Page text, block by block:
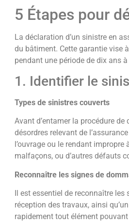
5 Étapes pour
La déclaration d’un sinistre en
du bâtiment. Cette garantie vise
pendant une période de dix ans
1. Identifier le
Types de sinistres couverts
Avant d’entamer la procédure
désordres relevant de
l’ouvrage ou le rendant
malfaçons, ou d’autres défauts
Reconnaître les signes de
Il est essentiel de reconnaître
réception des travaux, ainsi
rapidement tout élément